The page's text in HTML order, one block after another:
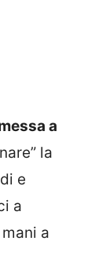
a
la
e
a
a